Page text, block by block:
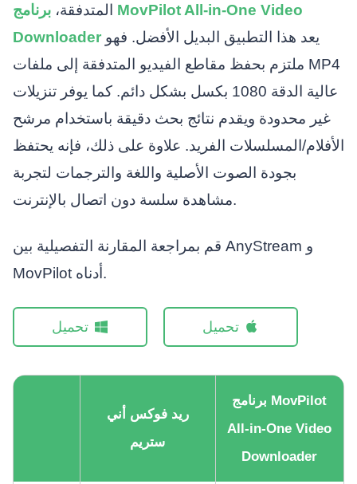
المتدفقة،برنامج MovPilot All-in-One Video
Downloaderيعد هذا التطبيق البديل الأفضل. فهو
ملتزم بحفظ مقاطع الفيديو المتدفقة إلى ملفات MP4
عالية الدقة 1080 بكسل بشكل دائم. كما يوفر تنزيلات
غير محدودة ويقدم نتائج بحث دقيقة باستخدام مرشح
الأفلام/المسلسلات الفريد. علاوة على ذلك، فإنه يحتفظ
بجودة الصوت الأصلية واللغة والترجمات لتجربة
مشاهدة سلسة دون اتصال بالإنترنت.
قم بمراجعة المقارنة التفصيلية بين AnyStream و
MovPilot أدناه.
تحميل تحميل
ريد فوكس أني
ستريم
برنامج MovPilot
All-in-One Video
Downloader